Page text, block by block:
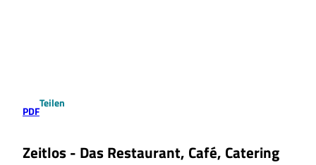
PDF
Teilen
Zeitlos - Das Restaurant, Café, Catering